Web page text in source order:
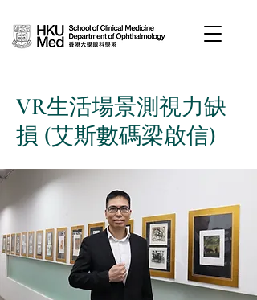
VR生活場景測視力缺
損 (艾斯數碼梁啟信)